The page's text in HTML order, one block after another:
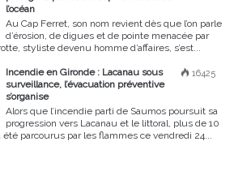
l’océan
Au Cap Ferret, son nom revient dès que l’on parle
d’érosion, de digues et de pointe menacée par
styliste devenu homme d’affaires, s’est...
16425
Incendie en Gironde : Lacanau sous
surveillance, l’évacuation préventive
s’organise
Alors que l’incendie parti de Saumos poursuit sa
progression vers Lacanau et le littoral, plus de 10
parcourus par les flammes ce vendredi 24...